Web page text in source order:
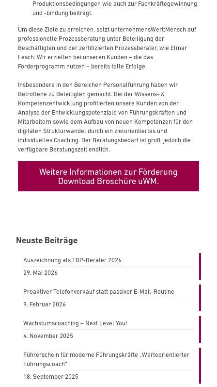
Produktionsbedingungen wie auch zur Fachkräftegewinnung
und -bindung beiträgt.
Um diese Ziele zu erreichen, setzt unternehmensWert:Mensch auf
professionelle Prozessberatung unter Beteiligung der
Beschäftigten und der zertifizierten Prozessberater, wie Elmar
Lesch. Wir erzielten bei unseren Kunden – die das
Förderprogramm nutzen – bereits tolle Erfolge.
Insbesondere in den Bereichen Personalführung haben wir
Betroffene zu Beteiligten gemacht. Bei der Wissens- &
Kompetenzentwicklung profitierten unsere Kunden von der
Analyse der Entwicklungspotenziale von Führungskräften und
Mitarbeitern sowie dem Aufbau von neuen Kompetenzen für den
digitalen Strukturwandel durch ein zielorientiertes und
individuelles Coaching. Der Beratungsbedarf ist groß, jedoch die
verfügbare Beratungszeit endlich.
Weitere Informationen zur Förderung
Download Broschüre uWM.
Neuste Beiträge
Auszeichnung als TOP-Berater 2026
29. Mai 2026
Proaktiver Telefonverkauf statt passiver E-Mail-Routine
9. Februar 2026
Wachstumscoaching – Next Level You!
4. November 2025
Führerschein für moderne Führungskräfte „Werteorientierter
Führungscoach“
18. September 2025